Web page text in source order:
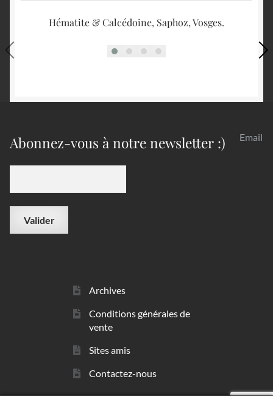
Hématite & Calcédoine, Saphoz, Vosges.
Abonnez-vous à notre newsletter :) Email
Archives
Conditions générales de
vente
Sites amis
Contactez-nous